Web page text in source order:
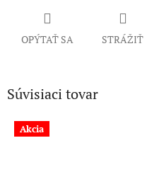
OPÝTAŤ SA STRÁŽIŤ
Súvisiaci tovar
Akcia